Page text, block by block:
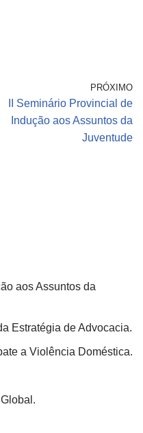
PRÓXIMO
II Seminário Provincial de
Indução aos Assuntos da
Juventude
aos Assuntos da
Estratégia de Advocacia.
a Violência Doméstica.